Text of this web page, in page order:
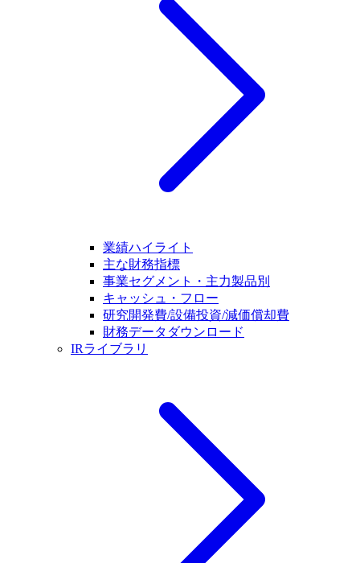
業績ハイライト
主な財務指標
事業セグメント・主力製品別
キャッシュ・フロー
研究開発費/設備投資/減価償却費
財務データダウンロード
IRライブラリ